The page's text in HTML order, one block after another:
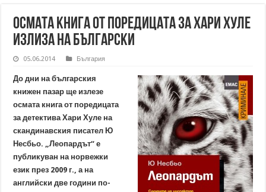
Осмата книга от поредицата за Хари Хуле
излиза на български
05.06.2014 България
До дни на българския
книжен пазар ще излезе
осмата книга от поредицата
за детектива Хари Хуле на
скандинавския писател Ю
Несбьо. „Леопардът“ е
публикуван на норвежки
език през 2009 г., а на
английски две години по-